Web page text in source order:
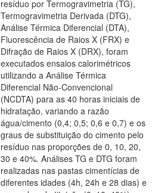
resíduo por Termogravimetria (TG),
Termogravimetria Derivada (DTG),
Análise Térmica Diferencial (DTA),
Fluorescência de Raios X (FRX) e
Difração de Raios X (DRX), foram
executados ensaios calorimétricos
utilizando a Análise Térmica
Diferencial Não-Convencional
(NCDTA) para as 40 horas iniciais de
hidratação, variando a razão
água/cimento (0,4; 0,5; 0,6 e 0,7) e os
graus de substituição do cimento pelo
resíduo nas proporções de 0, 10, 20,
30 e 40%. Análises TG e DTG foram
realizadas nas pastas cimentícias de
diferentes idades (4h, 24h e 28 dias) e